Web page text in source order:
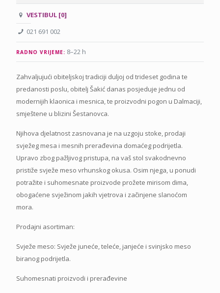
VESTIBUL [0]
021 691 002
RADNO VRIJEME: 8–22 h
Zahvaljujući obiteljskoj tradiciji duljoj od trideset godina te
predanosti poslu, obitelj Šakić danas posjeduje jednu od
modernijih klaonica i mesnica, te proizvodni pogon u Dalmaciji,
smještene u blizini Šestanovca.
Njihova djelatnost zasnovana je na uzgoju stoke, prodaji
svježeg mesa i mesnih prerađevina domaćeg podrijetla.
Upravo zbog pažljivog pristupa, na vaš stol svakodnevno
pristiže svježe meso vrhunskog okusa. Osim njega, u ponudi
potražite i suhomesnate proizvode prožete mirisom dima,
obogaćene svježinom jakih vjetrova i začinjene slanoćom
mora.
Prodajni asortiman:
Svježe meso: Svježe juneće, teleće, janjeće i svinjsko meso
biranog podrijetla.
Suhomesnati proizvodi i prerađevine